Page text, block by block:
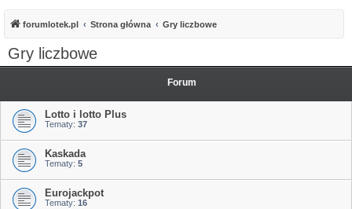
forumlotek.pl Strona główna Gry liczbowe
Gry liczbowe
Forum
Lotto i lotto Plus
Tematy: 37
Kaskada
Tematy: 5
Eurojackpot
Tematy: 16